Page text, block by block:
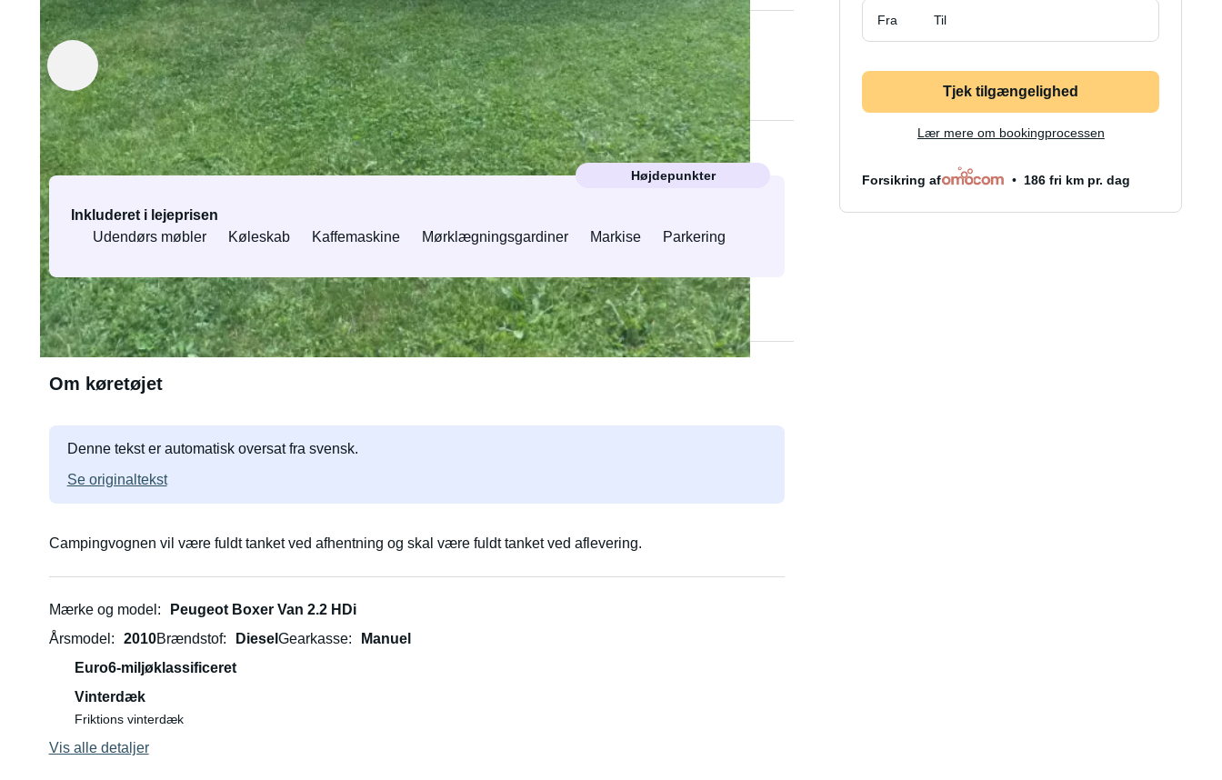
Udlejet af Jakob
Verificeret ejer
Udstyr og tjenester
Højdepunkter
Inkluderet i lejeprisen
Udendørs møbler
Køleskab Kaffemaskine Mørklægningsgardiner Markise Parkering
Alt udstyr og tjenester
Om køretøjet
Denne tekst er automatisk oversat fra svensk.
Se originaltekst
Campingvognen vil være fuldt tanket ved afhentning og skal være fuldt tanket ved aflevering.
Mærke og model
Peugeot Boxer Van 2.2 HDi
Årsmodel
2010Brændstof Diesel Gearkasse
Manuel
Euro6-miljøklassificeret
Vinterdæk
Friktions vinterdæk
Vis alle detaljer
Fra Til
Tjek tilgængelighed
Lær mere om bookingprocessen
Forsikring af 186 fri km pr. dag